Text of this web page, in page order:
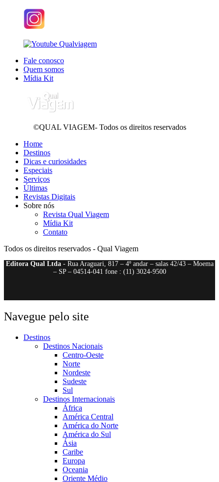
Fale conosco
Quem somos
Mídia Kit
©QUAL VIAGEM- Todos os direitos reservados
Home
Destinos
Dicas e curiosidades
Especiais
Serviços
Últimas
Revistas Digitais
Sobre nós
Revista Qual Viagem
Mídia Kit
Contato
Todos os direitos reservados - Qual Viagem
Editora Qual Ltda- Rua Araguari, 817 – 4º andar – salas 42/43 – Moema
– SP – 04514-041 fone : (11) 3024-9500
Navegue pelo site
Destinos
Destinos Nacionais
Centro-Oeste
Norte
Nordeste
Sudeste
Sul
Destinos Internacionais
África
América Central
América do Norte
América do Sul
Ásia
Caribe
Europa
Oceania
Oriente Médio